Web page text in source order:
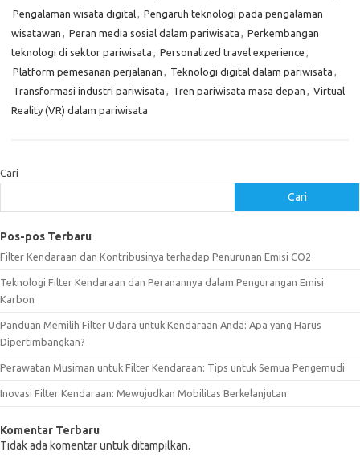
Pengalaman wisata digital, Pengaruh teknologi pada pengalaman
wisatawan , Peran media sosial dalam pariwisata , Perkembangan
teknologi di sektor pariwisata , Personalized travel experience ,
Platform pemesanan perjalanan , Teknologi digital dalam pariwisata ,
Transformasi industri pariwisata , Tren pariwisata masa depan , Virtual
Reality (VR) dalam pariwisata
Cari
Cari
Pos-pos Terbaru
Filter Kendaraan dan Kontribusinya terhadap Penurunan Emisi CO2
Teknologi Filter Kendaraan dan Peranannya dalam Pengurangan Emisi
Karbon
Panduan Memilih Filter Udara untuk Kendaraan Anda: Apa yang Harus
Dipertimbangkan?
Perawatan Musiman untuk Filter Kendaraan: Tips untuk Semua Pengemudi
Inovasi Filter Kendaraan: Mewujudkan Mobilitas Berkelanjutan
Komentar Terbaru
Tidak ada komentar untuk ditampilkan.